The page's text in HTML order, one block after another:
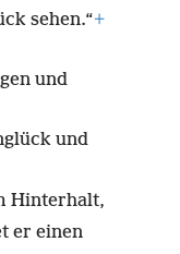
sehen.“+
und
und
Hinterhalt,
er einen